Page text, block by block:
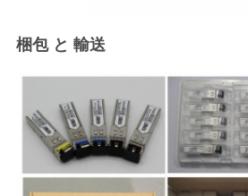
梱包 と 輸送